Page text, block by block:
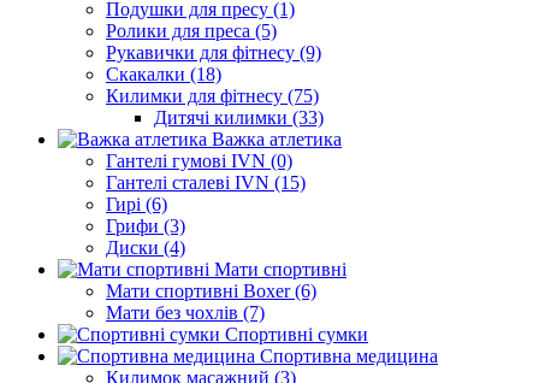
Подушки для пресу (1)
Ролики для преса (5)
Рукавички для фітнесу (9)
Скакалки (18)
Килимки для фітнесу (75)
Дитячі килимки (33)
Важка атлетика
Гантелі гумові IVN (0)
Гантелі сталеві IVN (15)
Гирі (6)
Грифи (3)
Диски (4)
Мати спортивні
Мати спортивні Boxer (6)
Мати без чохлів (7)
Спортивні сумки
Спортивна медицина
Килимок масажний (3)